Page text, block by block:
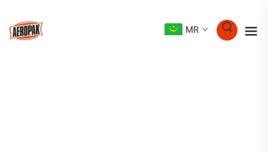
MR